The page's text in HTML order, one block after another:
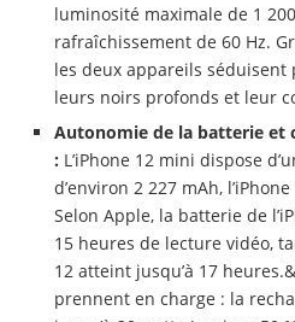
luminosité maximale de 1
rafraîchissement de 60 Hz.
les deux appareils séduisent
leurs noirs profonds et leur
Autonomie de la batterie et
: L’iPhone 12 mini dispose
d’environ 2 227 mAh,
Selon Apple, la batterie de
15 heures de lecture vidéo,
12 atteint jusqu’à 17
prennent en charge : la